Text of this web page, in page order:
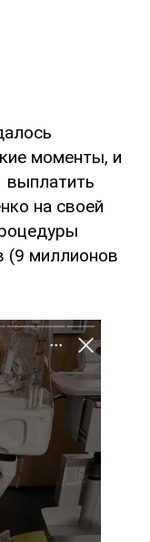
моменты, и
выплатить
на своей
(9 миллионов